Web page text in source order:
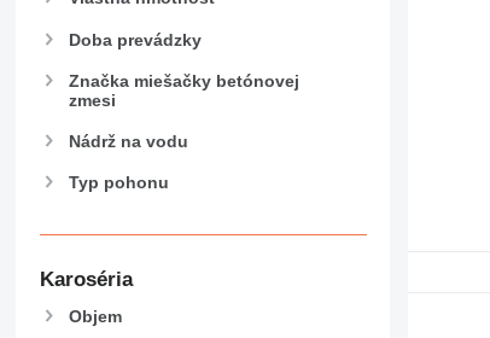
Doba prevádzky
Značka miešačky betónovej
zmesi
Nádrž na vodu
Typ pohonu
Karoséria
Objem